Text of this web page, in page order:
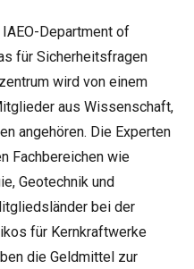
Department of
für Sicherheitsfragen
wird von einem
aus Wissenschaft,
angehören. Die Experten
Fachbereichen wie
Geotechnik und
bei der
für Kernkraftwerke
die Geldmittel zur